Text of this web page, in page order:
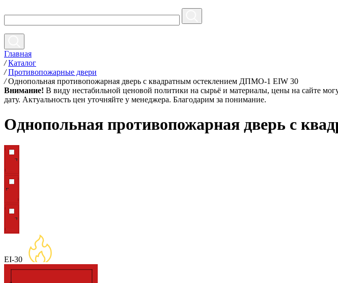
Главная
/ Каталог
/ Противопожарные двери
/ Однопольная противопожарная дверь с квадратным остеклением ДПМО-1 EIW 30
Внимание! В виду нестабильной ценовой политики на сырьё и материалы, цены на сайте
дату. Актуальность цен уточняйте у менеджера. Благодарим за понимание.
Однопольная противопожарная дверь с
EI-30